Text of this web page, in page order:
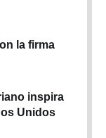
la firma
inspira
Unidos